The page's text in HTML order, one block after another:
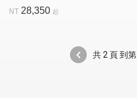
NT 28,350 起
共 2 頁 到第